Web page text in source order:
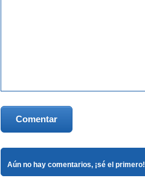
Comentar
Aún no hay comentarios, ¡sé el primero!